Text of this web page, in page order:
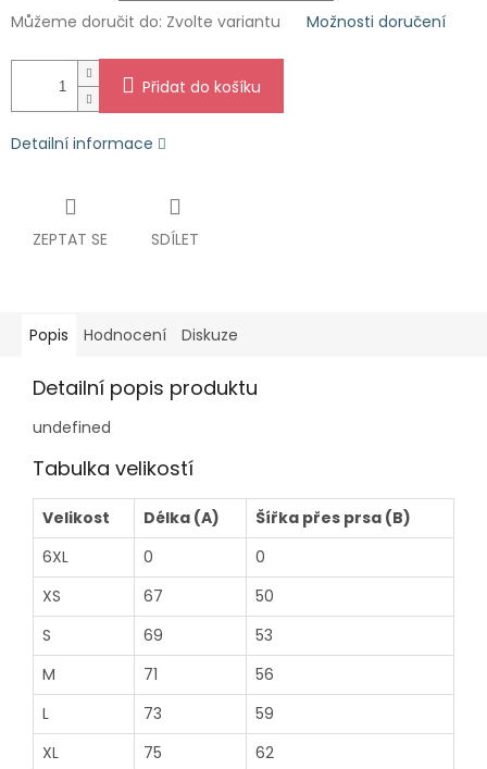
Můžeme doručit do: Zvolte variantu Možnosti doručení
Přidat do košíku
Detailní informace
ZEPTAT SE SDÍLET
Popis Hodnocení Diskuze
Detailní popis produktu
undefined
Tabulka velikostí
Velikost Délka (A)
Šířka přes prsa (B)
6XL
0
0
XS
67
50
S
69
53
M
71
56
L
73
59
XL
75
62